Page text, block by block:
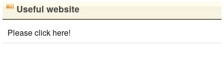
Useful website
Please click here!